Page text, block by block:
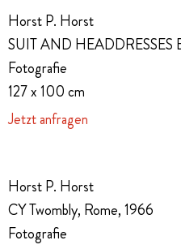
Horst P. Horst
SUIT AND HEADDRESSES
Fotografie
127 x 100 cm
Jetzt anfragen
Horst P. Horst
CY Twombly, Rome, 1966
Fotografie